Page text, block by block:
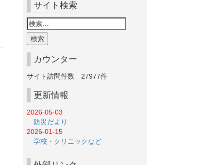
サイト検索
カウンター
サイト訪問件数 27977件
更新情報
2026-05-03
防災だより
2026-01-15
学校・クリニックなど